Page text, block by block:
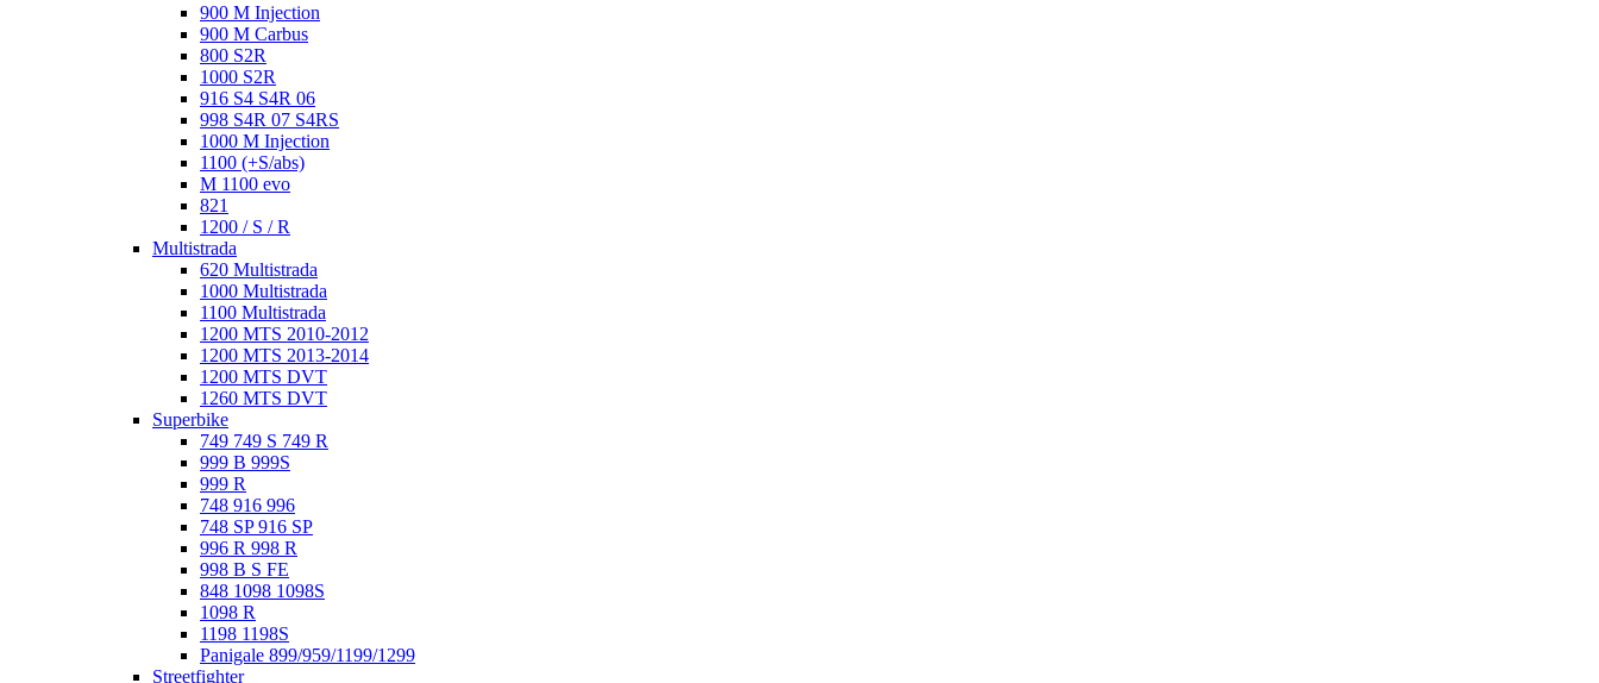
900 M Injection
900 M Carbus
800 S2R
1000 S2R
916 S4 S4R 06
998 S4R 07 S4RS
1000 M Injection
1100 (+S/abs)
M 1100 evo
821
1200 / S / R
Multistrada
620 Multistrada
1000 Multistrada
1100 Multistrada
1200 MTS 2010-2012
1200 MTS 2013-2014
1200 MTS DVT
1260 MTS DVT
Superbike
749 749 S 749 R
999 B 999S
999 R
748 916 996
748 SP 916 SP
996 R 998 R
998 B S FE
848 1098 1098S
1098 R
1198 1198S
Panigale 899/959/1199/1299
Streetfighter